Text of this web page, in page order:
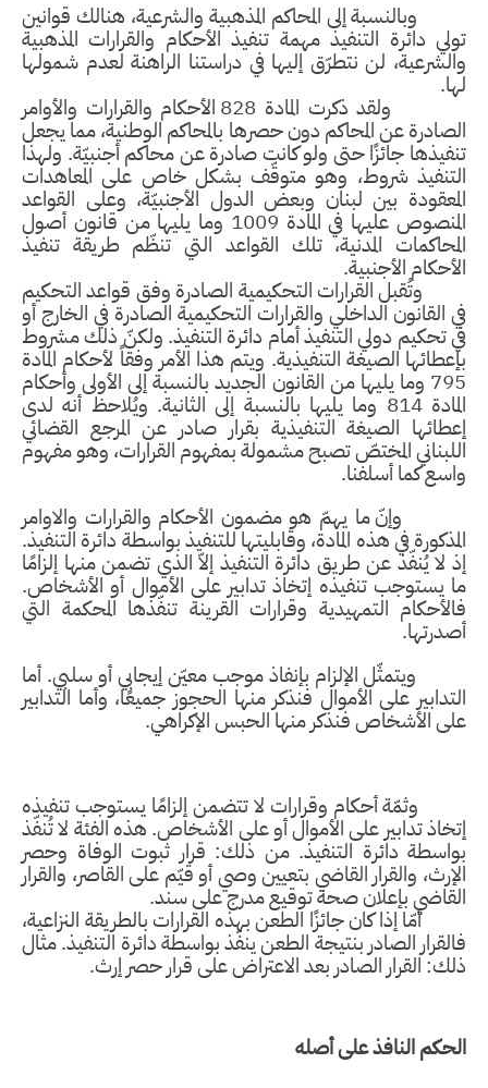
وبالنسبة إلى المحاكم المذهبية والشرعية، هنالك قوانين
تولي دائرة التنفيذ مهمة تنفيذ الأحكام والقرارات المذهبية
والشرعية، لن نتطرّق إليها في دراستنا الراهنة لعدم شمولها
لها.
ولقد ذكرت المادة 828 الأحكام والقرارات والأوامر
الصادرة عن المحاكم دون حصرها بالمحاكم الوطنية، مما يجعل
تنفيذها جائزًا حتى ولو كانت صادرة عن محاكم أجنبيّة. ولهذا
التنفيذ شروط، وهو متوقّف بشكل خاص على المعاهدات
المعقودة بين لبنان وبعض الدول الأجنبيّة، وعلى القواعد
المنصوص عليها في المادة 1009 وما يليها من قانون أصول
المحاكمات المدنية، تلك القواعد التي تنظّم طريقة تنفيذ
الأحكام الأجنبية.
وتُقبل القرارات التحكيمية الصادرة وفق قواعد التحكيم
في القانون الداخلي والقرارات التحكيمية الصادرة في الخارج أو
في تحكيم دولي التنفيذ أمام دائرة التنفيذ. ولكنّ ذلك مشروط
بإعطائها الصيغة التنفيذية. ويتم هذا الأمر وفقاً لأحكام المادة
795 وما يليها من القانون الجديد بالنسبة إلى الأولى وأحكام
المادة 814 وما يليها بالنسبة إلى الثانية. ويُلاحظ أنه لدى
إعطائها الصيغة التنفيذية بقرار صادر عن المرجع القضائي
اللبناني المختصّ تصبح مشمولة بمفهوم القرارات، وهو مفهوم
واسع كما أسلفنا.
وإنّ ما يهمّ هو مضمون الأحكام والقرارات والاوامر
المذكورة في هذه المادة، وقابليتها للتنفيذ بواسطة دائرة التنفيذ.
إذ لا يُنفّذ عن طريق دائرة التنفيذ إلاّ الذي تضمن منها إلزامًا
ما يستوجب تنفيذه إتخاذ تدابير على الأموال أو الأشخاص.
فالأحكام التمهيدية وقرارات القرينة تنفّذها المحكمة التي
أصدرتها.
ويتمثّل الإلزام بإنفاذ موجب معيّن إيجابي أو سلبي. أما
التدابير على الأموال فنذكر منها الحجوز جميعًا، وأما التدابير
على الأشخاص فنذكر منها الحبس الإكراهي.
وثمّة أحكام وقرارات لا تتضمن إلزامًا يستوجب تنفيذه
إتخاذ تدابير على الأموال أو على الأشخاص. هذه الفئة لا تُنفّذ
بواسطة دائرة التنفيذ. من ذلك: قرار ثبوت الوفاة وحصر
الإرث، والقرار القاضي بتعيين وصي أو قيّم على القاصر، والقرار
القاضي بإعلان صحة توقيع مدرج على سند.
أمّا إذا كان جائزًا الطعن بهذه القرارات بالطريقة النزاعية،
فالقرار الصادر بنتيجة الطعن ينفّذ بواسطة دائرة التنفيذ. مثال
ذلك: القرار الصادر بعد الاعتراض على قرار حصر إرث.
الحكم النافذ على أصله